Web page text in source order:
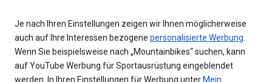
Je nach Ihren Einstellungen zeigen wir Ihnen möglicherweise
auch auf Ihre Interessen bezogene personalisierte Werbung
Wenn Sie beispielsweise nach „Mountainbikes“ suchen, kann
auf YouTube Werbung für Sportausrüstung eingeblendet
werden. In Ihren Einstellungen für Werbung unter Mein